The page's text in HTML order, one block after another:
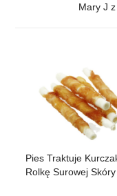
Mary J
Pies Traktuje
Rolkę Surowej Skóry